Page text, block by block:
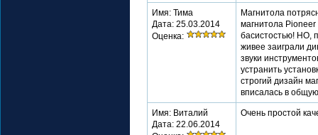
Имя: Тима
Дата: 25.03.2014
Оценка:
Магнитола
магнитола
басистостью! НО,
живее заиграли
звуки
устранить
строгий дизайн
вписалась в
Имя: Виталий
Дата: 22.06.2014
Очень простой